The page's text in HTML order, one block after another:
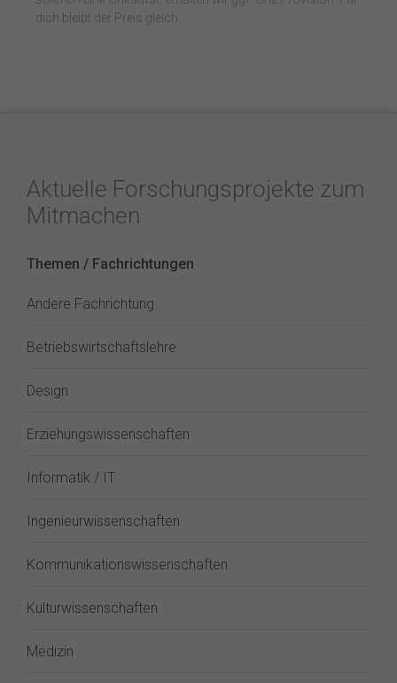
dich bleibt der Preis gleich.
Aktuelle Forschungsprojekte zum
Mitmachen
Themen / Fachrichtungen
Andere Fachrichtung
Betriebswirtschaftslehre
Design
Erziehungswissenschaften
Informatik / IT
Ingenieurwissenschaften
Kommunikationswissenschaften
Kulturwissenschaften
Medizin